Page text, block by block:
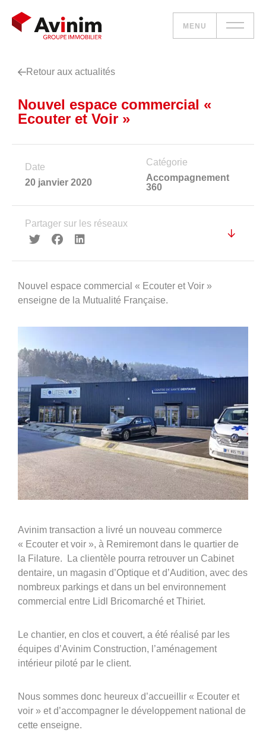
MENU
Vos besoins
Nos solutions
Le groupe
Réalisations
Nous rejoindre
Accueil
À propos
Actualités
Découvrir Avinim
Ensemble en confiance
Groupe Avinim
03 29 22 30 00
Avinim Construction
03 29 29 09 97
Lundi au vendredi ( 8h00 – 17h00 )
Retour aux actualités
Nouvel espace commercial «
Ecouter et Voir »
Date
20 janvier 2020
Catégorie
Accompagnement
360
Partager sur les réseaux
Nouvel espace commercial « Ecouter et Voir »
enseigne de la Mutualité Française.
Avinim transaction a livré un nouveau commerce
« Ecouter et voir », à Remiremont dans le quartier de
la Filature. La clientèle pourra retrouver un Cabinet
dentaire, un magasin d’Optique et d’Audition, avec des
nombreux parkings et dans un bel environnement
commercial entre Lidl Bricomarché et Thiriet.
Le chantier, en clos et couvert, a été réalisé par les
équipes d’Avinim Construction, l’aménagement
intérieur piloté par le client.
Nous sommes donc heureux d’accueillir « Ecouter et
voir » et d’accompagner le développement national de
cette enseigne.